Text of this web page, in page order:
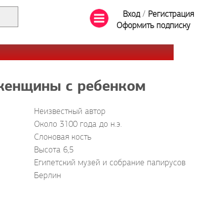
Вход/ Регистрация
Оформить подписку
с ребенком
Неизвестный автор
Около 3100 года до н.э.
Слоновая кость
Высота 6,5
Египетский музей и собрание папирусов
Берлин